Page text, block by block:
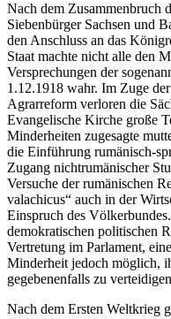
Nach dem Zusammenbruch
Siebenbürger Sachsen und
den Anschluss an das
Staat machte nicht alle den
Versprechungen der
1.12.1918 wahr. Im Zuge
Agrarreform verloren die
Evangelische Kirche große
Minderheiten zugesagte
die Einführung rumänisch-
Zugang nichtrumänischer
Versuche der rumänischen
valachicus“ auch in der
Einspruch des
demokratischen politischen
Vertretung im Parlament,
Minderheit jedoch möglich,
gegebenenfalls zu
Nach dem Ersten Weltkrieg